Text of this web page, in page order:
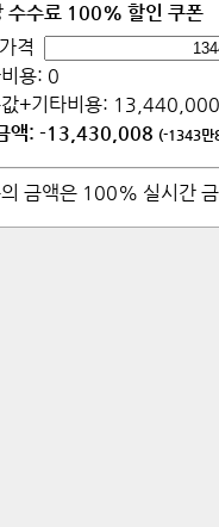
수수료 100% 할인 쿠폰
격
용: 0
+기타비용: 13,440,000
액: -13,430,008 (-1343만
금액은 100% 실시간 금